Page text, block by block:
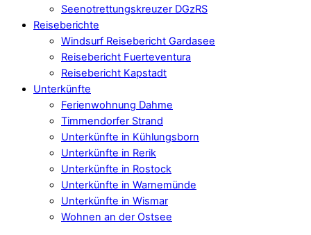
Seenotrettungskreuzer DGzRS
Reiseberichte
Windsurf Reisebericht Gardasee
Reisebericht Fuerteventura
Reisebericht Kapstadt
Unterkünfte
Ferienwohnung Dahme
Timmendorfer Strand
Unterkünfte in Kühlungsborn
Unterkünfte in Rerik
Unterkünfte in Rostock
Unterkünfte in Warnemünde
Unterkünfte in Wismar
Wohnen an der Ostsee